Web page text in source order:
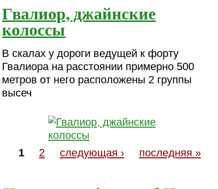
Гвалиор, джайнские
колоссы
В скалах у дороги ведущей к форту
Гвалиора на расстоянии примерно 500
метров от него расположены 2 группы
высеч
1 2 следующая › последняя »